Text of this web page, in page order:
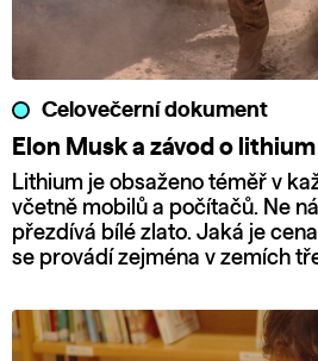
Celovečerní dokument
Elon Musk a závod o lithium
Lithium je obsaženo téměř v
včetně mobilů a počítačů. Ne
přezdívá bílé zlato. Jaká je
se provádí zejména v zemích